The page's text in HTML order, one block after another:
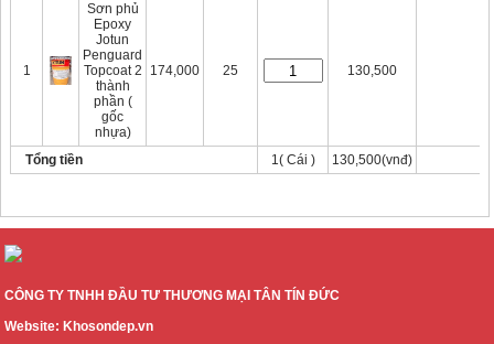
1
Sơn phủ
Epoxy
Jotun
Penguard
Topcoat 2
thành
phần (
gốc
nhựa)
174,000 25 130,500
Tổng tiền 1( Cái ) 130,500(vnđ)
CÔNG TY TNHH ĐẦU TƯ THƯƠNG MẠI TÂN TÍN ĐỨC
Website: Khosondep.vn